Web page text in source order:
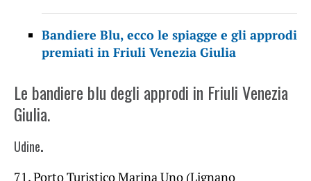
Bandiere Blu, ecco le spiagge e gli approdi
premiati in Friuli Venezia Giulia
Le bandiere blu degli approdi in Friuli Venezia
Giulia.
Udine.
71. Porto Turistico Marina Uno (Lignano